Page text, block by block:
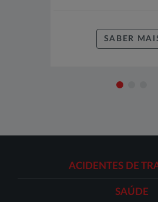
SABER
ACIDENTES DE
SAÚDE